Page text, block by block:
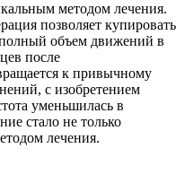
методом лечения.
позволяет купировать
объем движений в
после
к привычному
с изобретением
уменьшилась в
стало не только
лечения.